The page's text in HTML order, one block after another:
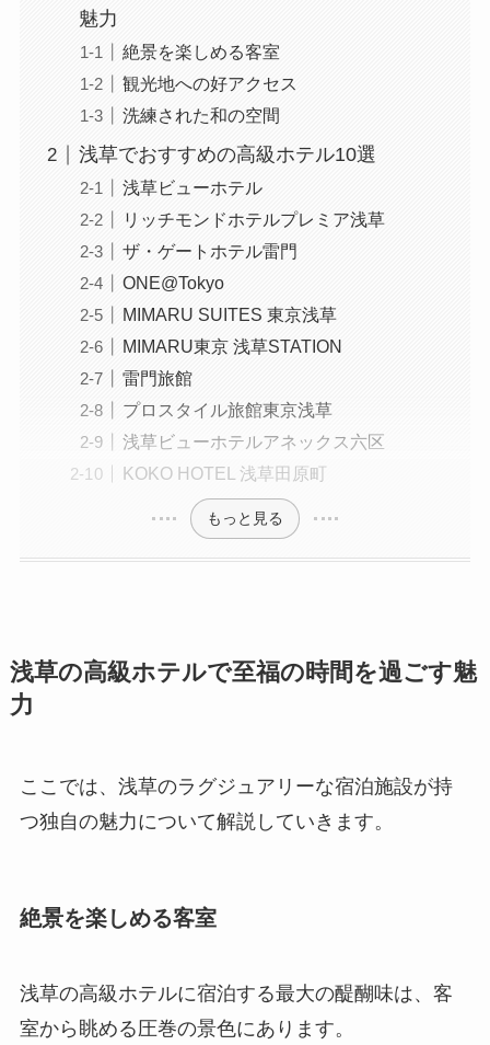
魅力
絶景を楽しめる客室
観光地への好アクセス
洗練された和の空間
浅草でおすすめの高級ホテル10選
浅草ビューホテル
リッチモンドホテルプレミア浅草
ザ・ゲートホテル雷門
ONE@Tokyo
MIMARU SUITES 東京浅草
MIMARU東京 浅草STATION
雷門旅館
プロスタイル旅館東京浅草
浅草ビューホテルアネックス六区
KOKO HOTEL 浅草田原町
もっと見る
浅草の高級ホテルで至福の時間を過ごす魅
力
ここでは、浅草のラグジュアリーな宿泊施設が持
つ独自の魅力について解説していきます。
絶景を楽しめる客室
浅草の高級ホテルに宿泊する最大の醍醐味は、客
室から眺める圧巻の景色にあります。